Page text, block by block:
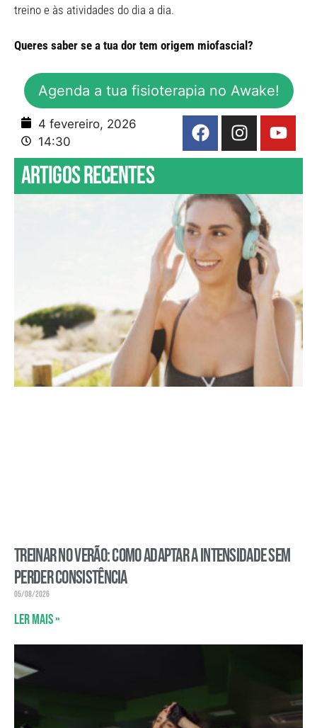
treino e às atividades do dia a dia.
Queres saber se a tua dor tem origem miofascial?
Agenda a tua fisioterapia no Awake!
4 fevereiro, 2026
14:30
Artigos recentes
Treinar no verão: como adaptar a intensidade sem
perder consistência
05/08/2026
Ler mais »